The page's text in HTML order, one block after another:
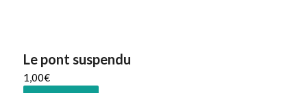
Le pont suspendu
1,00€